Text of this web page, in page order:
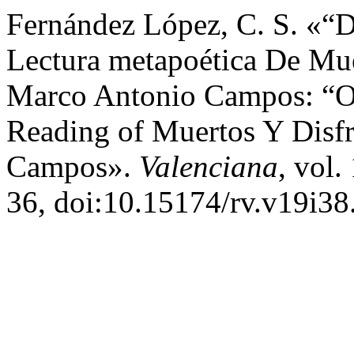
Fernández López, C. S.
Lectura metapoética De
Marco Antonio Campos:
Reading of Muertos Y
Campos». Valenciana, vol.
36, doi:10.15174/